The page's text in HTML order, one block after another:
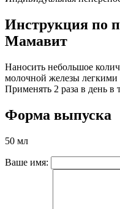
Инструкция по
Мамавит
Наносить небольшое
молочной железы
Применять 2 раза в день в
Форма выпуска
50 мл
Ваше имя: